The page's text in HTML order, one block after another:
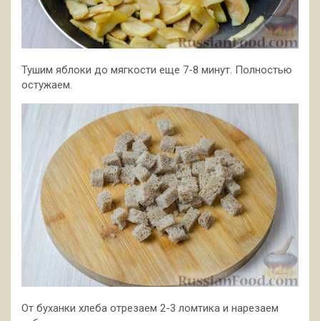
Тушим яблоки до мягкости еще 7-8 минут. Полностью
остужаем.
От буханки хлеба отрезаем 2-3 ломтика и нарезаем